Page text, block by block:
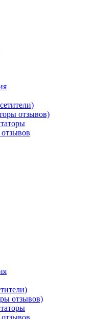
отзывов)
отзывов)